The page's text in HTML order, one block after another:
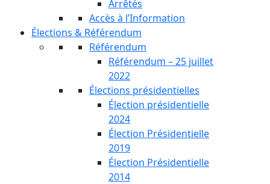
Arrêtés
Accès à l’Information
Élections & Référendum
Référendum
Référendum – 25 juillet
2022
Élections présidentielles
Élection présidentielle
2024
Élection Présidentielle
2019
Élection Présidentielle
2014